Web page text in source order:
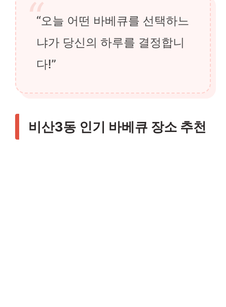
“오늘 어떤 바베큐를 선택하느
냐가 당신의 하루를 결정합니
다!”
비산3동 인기 바베큐 장소 추천